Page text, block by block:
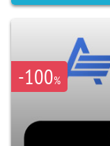
-100%